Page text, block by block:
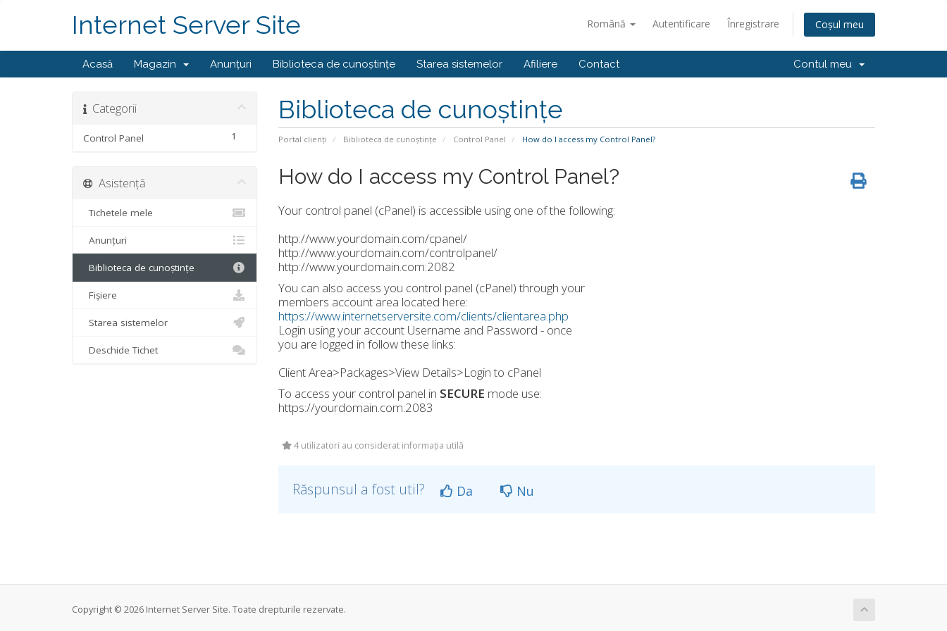
Română Autentificare Înregistrare Coșul meu
Internet Server Site
Acasă Magazin Anunțuri Biblioteca de cunoștințe Starea sistemelor Afiliere Contact Contul meu
Biblioteca de cunoștințe
Portal clienți Biblioteca de cunoștințe Control Panel How do I access my Control Panel?
Categorii
1
Control Panel
How do I access my Control Panel?
Your control panel (cPanel) is accessible using one of the following:
http://www.yourdomain.com/cpanel/
http://www.yourdomain.com/controlpanel/
http://www.yourdomain.com:2082
You can also access you control panel (cPanel) through your
members account area located here:
https://www.internetserversite.com/clients/clientarea.php
Login using your account Username and Password - once
you are logged in follow these links:
Client Area>Packages>View Details>Login to cPanel
To access your control panel in SECURE mode use:
https://yourdomain.com:2083
4 utilizatori au considerat informația utilă
Răspunsul a fost util? Da Nu
Asistență
Tichetele mele
Anunțuri
Biblioteca de cunoștințe
Fișiere
Starea sistemelor
Deschide Tichet
Copyright © 2026 Internet Server Site. Toate drepturile rezervate.